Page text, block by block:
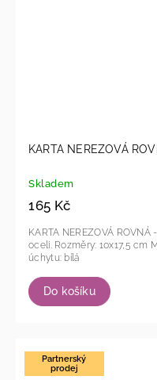
KARTA NEREZOVÁ
Skladem
165 Kč
Do košíku
KARTA NEREZOVÁ ROVNÁ - BÍLÁ
oceli. Rozměry: 10x17,5 cm Materiál karty: nerezová ocel Barva
úchytu: bílá
Partnerský
prodej